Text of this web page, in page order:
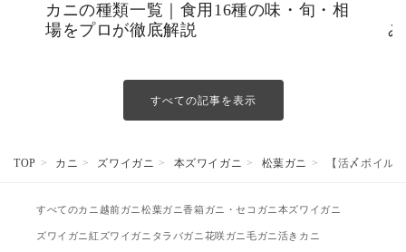
カニの種類一覧｜食用16種の味・旬・相
場をプロが徹底解説
すべての記事を表示
TOP カニ ズワイガニ 本ズワイガニ 松葉ガニ 【活〆ボイル
すべてのカニ 越前ガニ松葉ガニ香箱ガニ・セコガニ 本ズワイガニ
ズワイガニ 紅ズワイガニ タラバガニ 花咲ガニ毛ガニ 活きカニ